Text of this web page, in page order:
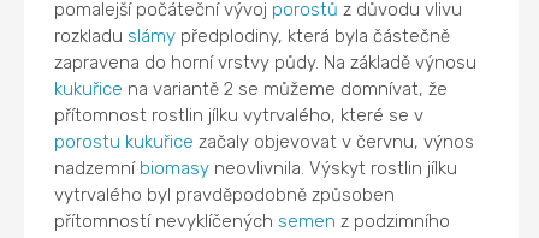
pomalejší počáteční vývoj porostů z důvodu vlivu
rozkladu slámypředplodiny, která byla částečně
zapravena do horní vrstvy půdy. Na základě výnosu
kukuřice na variantě 2 se můžeme domnívat, že
přítomnost rostlin jílku vytrvalého, které se v
porostu kukuřice začaly objevovat v červnu, výnos
nadzemní biomasyneovlivnila. Výskyt rostlin jílku
vytrvalého byl pravděpodobně způsoben
přítomností nevyklíčených semen z podzimního